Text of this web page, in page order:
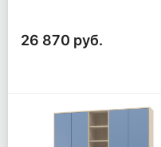
26 870 руб.